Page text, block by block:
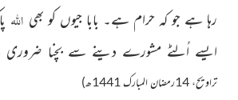
رہا ہے جو کہ حرام ہے۔ بابا جیوں کو بھی اللہ
ایسے اُلٹے مشورے دینے سے بچنا
تراویح، 14رمضان المبارک 1441ھ)